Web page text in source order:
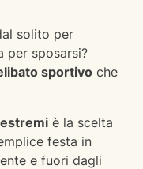
solito per
per sposarsi?
sportivo che
è la scelta
festa in
e fuori dagli